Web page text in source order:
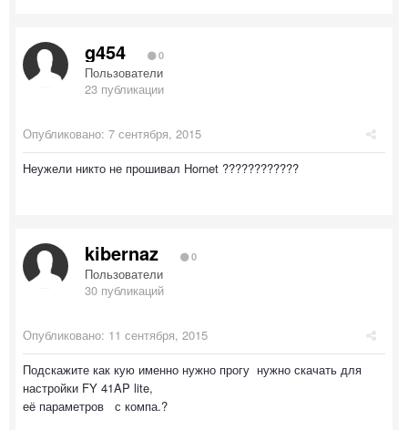
g454 0
Пользователи
23 публикации
Опубликовано: 7 сентября, 2015
Неужели никто не прошивал Hornet ????????????
kibernaz 0
Пользователи
30 публикаций
Опубликовано: 11 сентября, 2015
Подскажите как кую именно нужно прогу нужно скачать для
настройки FY 41AP lite,
её параметров с компа.?